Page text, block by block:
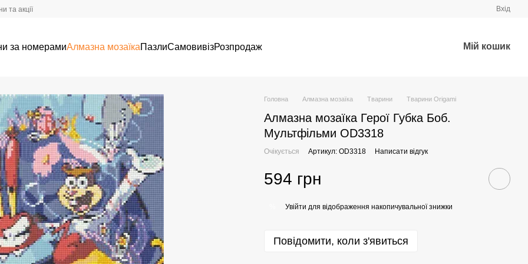
та акції Вхід
за номерамиАлмазна мозаїкаПазлиСамовивізРозпродаж Мій кошик
Головна Алмазна мозаїка Тварини Тварини Origami
Алмазна мозаїка Герої Губка Боб.
Мультфільми OD3318
Очікується Артикул: OD3318 Написати відгук
594 грн
Увійти для відображення накопичувальної знижки
Повідомити, коли з'явиться